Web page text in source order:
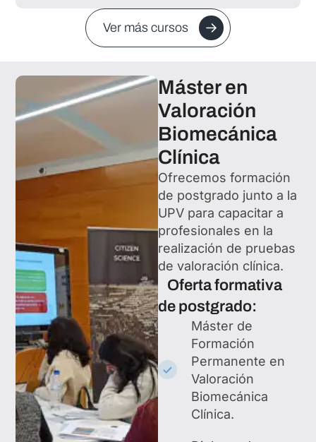
Ver más cursos
Máster en
Valoración
Biomecánica
Clínica
Ofrecemos formación
de postgrado junto a la
UPV para capacitar a
profesionales en la
realización de pruebas
de valoración clínica.
Oferta formativa
de postgrado:
Máster de
Formación
Permanente en
Valoración
Biomecánica
Clínica.